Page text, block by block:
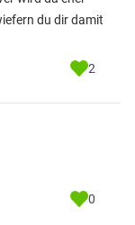
du dir damit
2
0